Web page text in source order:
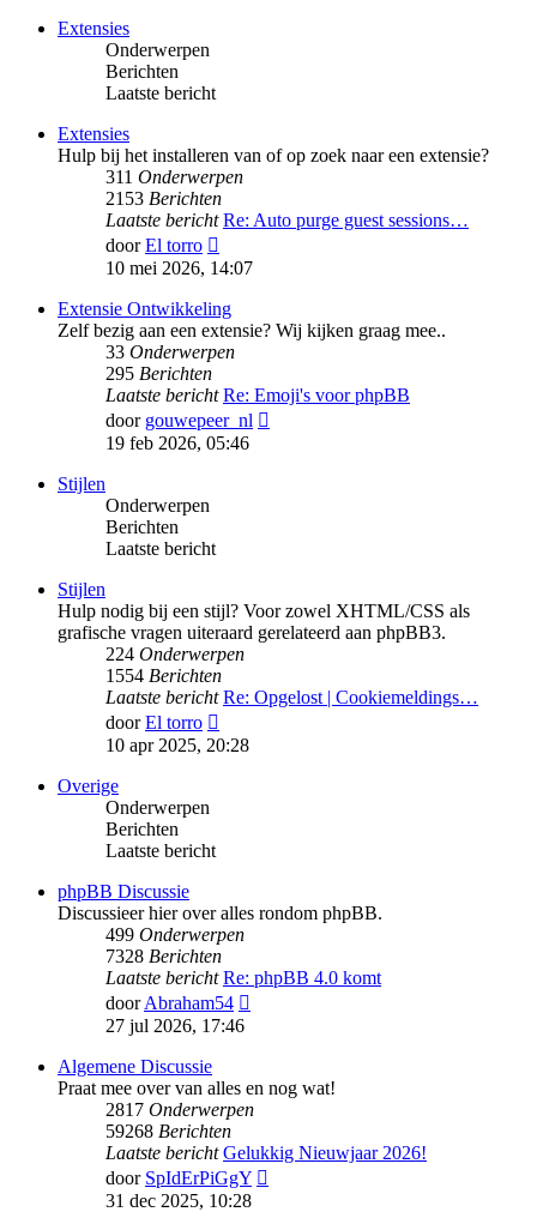
Extensies
Onderwerpen
Berichten
Laatste bericht
Extensies
Hulp bij het installeren van of op zoek naar een extensie?
311 Onderwerpen
2153 Berichten
Laatste bericht Re: Auto purge guest sessions…
doorEl torro
laatste
10 mei 2026, 14:07
Extensie Ontwikkeling
Zelf bezig aan een extensie? Wij kijken graag mee..
33 Onderwerpen
295 Berichten
Laatste bericht Re: Emoji's voor phpBB
door gouwepeer_nl
19 feb 2026, 05:46
Stijlen
Onderwerpen
Berichten
Laatste bericht
Stijlen
Hulp nodig bij een stijl? Voor zowel XHTML/CSS als
grafische vragen uiteraard gerelateerd aan phpBB3.
224 Onderwerpen
1554 Berichten
Laatste bericht Re: Opgelost | Cookiemeldings…
doorEl torro
laatste
10 apr 2025, 20:28
Overige
Onderwerpen
Berichten
Laatste bericht
phpBB Discussie
Discussieer hier over alles rondom phpBB.
499 Onderwerpen
7328 Berichten
Laatste bericht Re: phpBB 4.0 komt
doorAbraham54
27 jul 2026, 17:46
Algemene Discussie
Praat mee over van alles en nog wat!
2817 Onderwerpen
59268 Berichten
Laatste bericht Gelukkig Nieuwjaar 2026!
door SpIdErPiGgY
31 dec 2025, 10:28